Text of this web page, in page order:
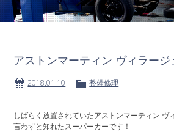
アストンマーティン ヴィラー
2018.01.10 整備修理
しばらく放置されていたアストンマーティン ヴ
言わずと知れたスーパーカーです！